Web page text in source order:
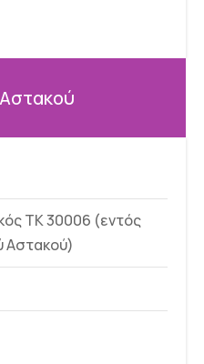
ΤΚ 30006 (εντός
Αστακού)